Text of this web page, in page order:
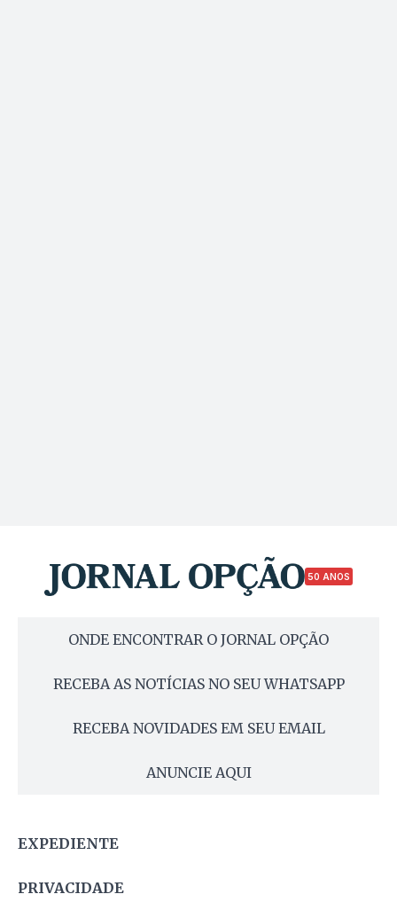
50 ANOS
ONDE ENCONTRAR O JORNAL OPÇÃO
RECEBA AS NOTÍCIAS NO SEU WHATSAPP
RECEBA NOVIDADES EM SEU EMAIL
ANUNCIE AQUI
EXPEDIENTE
PRIVACIDADE